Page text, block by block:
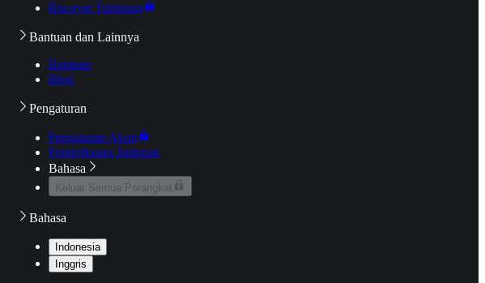
Riwayat Tontonan
Bantuan dan Lainnya
Bantuan
Blog
Pengaturan
Pengaturan Akun
Pemeriksaan Jaringan
Bahasa
Keluar Semua Perangkat
Bahasa
Indonesia
Inggris